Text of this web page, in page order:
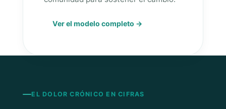
Ver el modelo completo →
EL DOLOR CRÓNICO EN CIFRAS